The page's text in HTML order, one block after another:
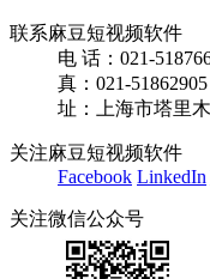
联系麻豆短视频软件
电 话：021-
真：021-51862905
址：上海市塔里
关注麻豆短视频软件
Facebook LinkedIn
关注微信公众号